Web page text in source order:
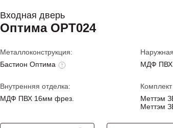
Входная дверь
Оптима OPT024
Металлоконструкция:
Бастион Оптима
МДФ ПВХ
Внутренняя отделка:
МДФ ПВХ 16мм фрез.
Меттэм
Меттэм